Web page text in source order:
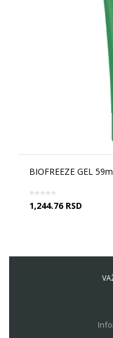
BIOFREEZE GEL
1,244.76 RSD